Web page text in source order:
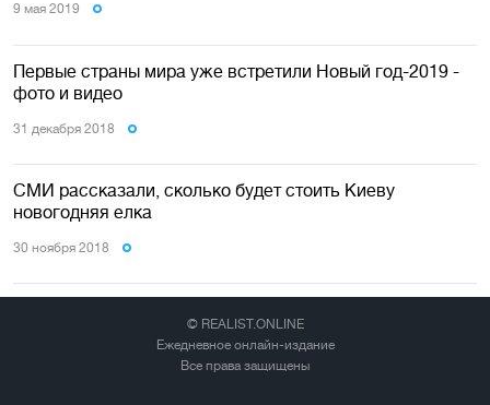
9 мая 2019
Первые страны мира уже встретили Новый год-2019 -
фото и видео
31 декабря 2018
СМИ рассказали, сколько будет стоить Киеву
новогодняя елка
30 ноября 2018
© REALIST.ONLINE
Ежедневное онлайн-издание
Все права защищены